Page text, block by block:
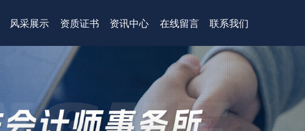
风采展示 资质证书 资讯中心 在线留言 联系我们